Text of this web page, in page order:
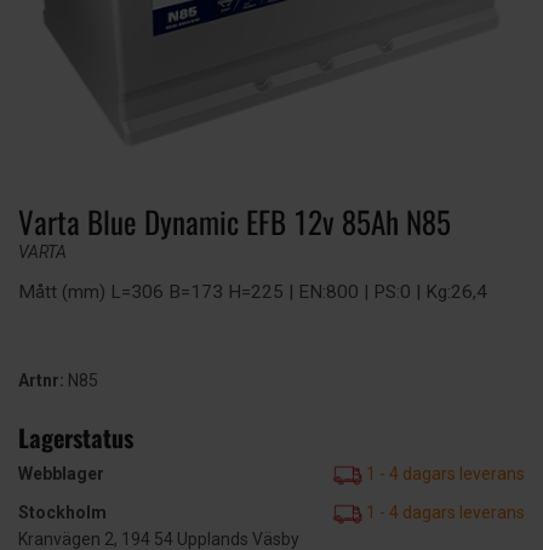
Varta Blue Dynamic EFB 12v 85Ah N85
VARTA
Mått (mm) L=306 B=173 H=225 | EN:800 | PS:0 | Kg:26,4
Artnr: N85
Lagerstatus
Webblager
1 - 4 dagars leverans
Stockholm
1 - 4 dagars leverans
Kranvägen 2, 194 54 Upplands Väsby